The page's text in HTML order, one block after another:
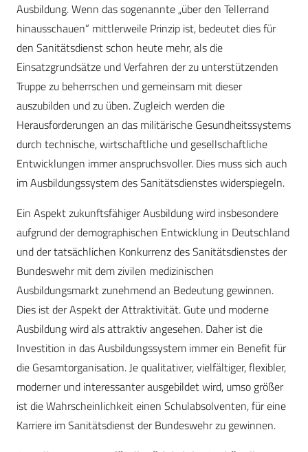
Ausbildung. Wenn das sogenannte „über den Tellerrand
hinausschauen“ mittlerweile Prinzip ist, bedeutet dies für
den Sanitätsdienst schon heute mehr, als die
Einsatzgrundsätze und Verfahren der zu unterstützenden
Truppe zu beherrschen und gemeinsam mit dieser
auszubilden und zu üben. Zugleich werden die
Herausforderungen an das militärische Gesundheitssystems
durch technische, wirtschaftliche und gesellschaftliche
Entwicklungen immer anspruchsvoller. Dies muss sich auch
im Ausbildungssystem des Sanitätsdienstes widerspiegeln.
Ein Aspekt zukunftsfähiger Ausbildung wird insbesondere
aufgrund der demographischen Entwicklung in Deutschland
und der tatsächlichen Konkurrenz des Sanitätsdienstes der
Bundeswehr mit dem zivilen medizinischen
Ausbildungsmarkt zunehmend an Bedeutung gewinnen.
Dies ist der Aspekt der Attraktivität. Gute und moderne
Ausbildung wird als attraktiv angesehen. Daher ist die
Investition in das Ausbildungssystem immer ein Benefit für
die Gesamtorganisation. Je qualitativer, vielfältiger, flexibler,
moderner und interessanter ausgebildet wird, umso größer
ist die Wahrscheinlichkeit einen Schulabsolventen, für eine
Karriere im Sanitätsdienst der Bundeswehr zu gewinnen.